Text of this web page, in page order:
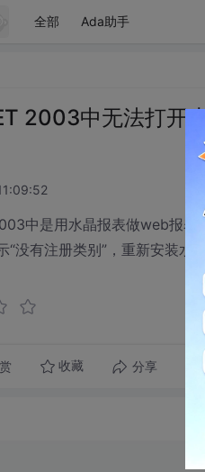
全部 Ada助手
2003中无法打开
中是用水晶报表做web报表
没有注册类别”，重新安装水
收藏 分享